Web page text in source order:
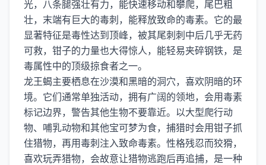
光，八条腿强壮有力，能快速移动和攀爬，尾巴粗
壮，末端有巨大的毒刺，能释放致命的毒素。它的最
显著特征是毒性达到顶峰，被其尾刺刺中后几乎无药
可救，钳子的力量也大得惊人，能轻易夹碎钢铁，是
毒属性中的顶级掠食者之一。
龙王蝎主要栖息在沙漠和黑暗的洞穴，喜欢阴暗的环
境。它们通常单独活动，拥有广阔的领地，会用毒素
标记边界，警告其他生物不要靠近。以大型爬行动
物、哺乳动物和其他宝可梦为食，捕猎时会用钳子抓
住猎物，再用毒刺注入致命毒素。性格残忍而狡猾，
喜欢玩弄猎物，会故意让猎物逃跑后再追捕，是一种